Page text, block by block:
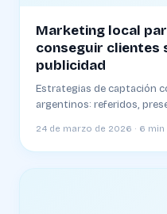
Marketing local
conseguir clientes
publicidad
Estrategias de captación
argentinos: referidos,
24 de marzo de 2026 · 6 min